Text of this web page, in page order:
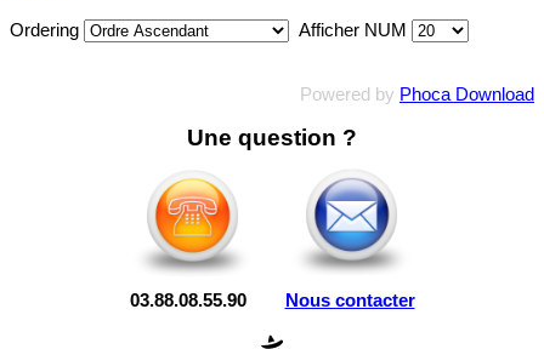
Ordering
Afficher NUM
Powered by Phoca Download
Une question ?
03.88.08.55.90 Nous contacter